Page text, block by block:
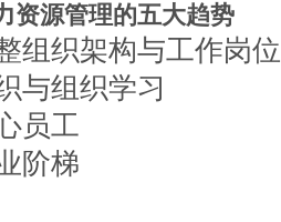
资源管理的五大趋势
组织架构与工作岗位
与组织学习
员工
阶梯